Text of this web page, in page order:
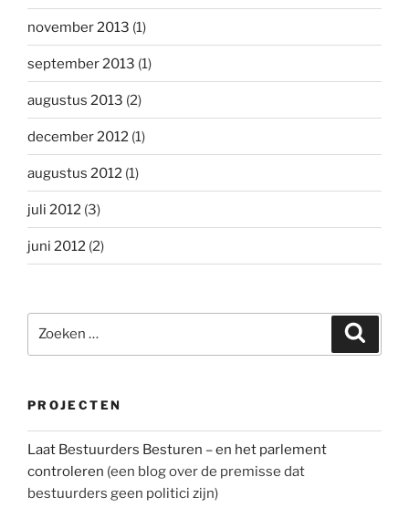
november 2013 (1)
september 2013 (1)
augustus 2013 (2)
december 2012 (1)
augustus 2012 (1)
juli 2012 (3)
juni 2012 (2)
naar:
PROJECTEN
Laat Bestuurders Besturen – en het parlement
controleren (een blog over de premisse dat
bestuurders geen politici zijn)